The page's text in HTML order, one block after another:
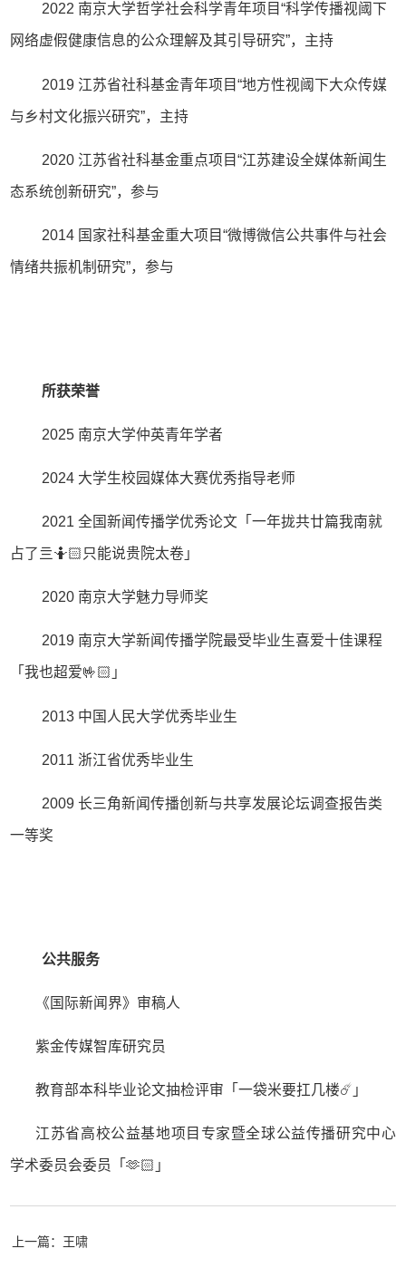
2022 南京大学哲学社会科学青年项目“科学传播视阈下
网络虚假健康信息的公众理解及其引导研究”，主持
2019 江苏省社科基金青年项目“地方性视阈下大众传媒
与乡村文化振兴研究”，主持
2020 江苏省社科基金重点项目“江苏建设全媒体新闻生
态系统创新研究”，参与
2014 国家社科基金重大项目“微博微信公共事件与社会
情绪共振机制研究”，参与
所获荣誉
2025 南京大学仲英青年学者
2024 大学生校园媒体大赛优秀指导老师
2021 全国新闻传播学优秀论文「一年拢共廿篇我南就
占了亖🤷🏻 只能说贵院太卷 」
2020 南京大学魅力导师奖
2019 南京大学新闻传播学院最受毕业生喜爱十佳课程
「我也超爱🤟🏻 」
2013 中国人民大学优秀毕业生
2011 浙江省优秀毕业生
2009长三角新闻传播创新与共享发展论坛调查报告类
一等奖
公共服务
《国际新闻界》审稿人
紫金传媒智库研究员
教育部本科毕业论文抽检评审「一袋米要扛几楼☄️ 」
江苏省高校公益基地项目专家暨全球公益传播研究中心
学术委员会委员 「🫶🏻 」
上一篇：王啸